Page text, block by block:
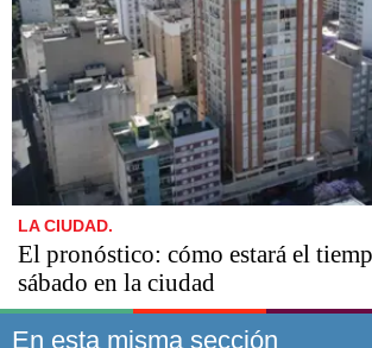
LA CIUDAD.
El pronóstico: cómo estará el
sábado en la ciudad
En esta misma sección